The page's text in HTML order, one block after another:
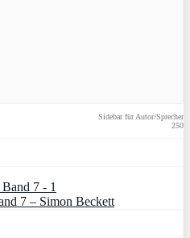
Sidebar für Autor/Sprecher
250
7 – Simon Beckett